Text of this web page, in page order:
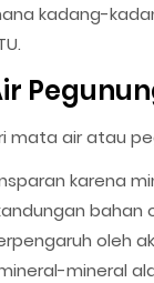
kadang-
mata air atau
karena
bahan
oleh
mineral